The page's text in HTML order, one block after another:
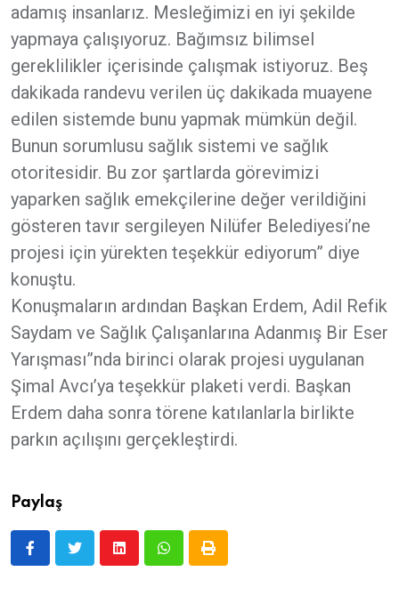
adamış insanlarız. Mesleğimizi en iyi şekilde
yapmaya çalışıyoruz. Bağımsız bilimsel
gereklilikler içerisinde çalışmak istiyoruz. Beş
dakikada randevu verilen üç dakikada muayene
edilen sistemde bunu yapmak mümkün değil.
Bunun sorumlusu sağlık sistemi ve sağlık
otoritesidir. Bu zor şartlarda görevimizi
yaparken sağlık emekçilerine değer verildiğini
gösteren tavır sergileyen Nilüfer Belediyesi’ne
projesi için yürekten teşekkür ediyorum” diye
konuştu.
Konuşmaların ardından Başkan Erdem, Adil Refik
Saydam ve Sağlık Çalışanlarına Adanmış Bir Eser
Yarışması”nda birinci olarak projesi uygulanan
Şimal Avcı’ya teşekkür plaketi verdi. Başkan
Erdem daha sonra törene katılanlarla birlikte
parkın açılışını gerçekleştirdi.
Paylaş